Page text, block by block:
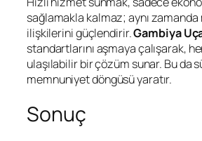
sağlamakla kalmaz; aynı
ilişkilerini güçlendirir.Gambiya
standartlarını aşmaya çalışarak,
ulaşılabilir bir çözüm sunar. Bu da
memnuniyet döngüsü yaratır.
Sonuç